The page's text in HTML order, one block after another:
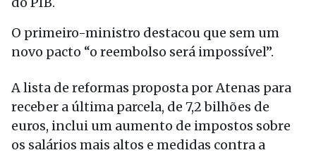
O primeiro-ministro destacou que sem um
novo pacto “o reembolso será impossível”.
A lista de reformas proposta por Atenas para
receber a última parcela, de 7,2 bilhões de
euros, inclui um aumento de impostos sobre
os salários mais altos e medidas contra a